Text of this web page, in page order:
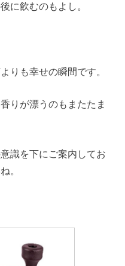
に飲むのもよし。
りも幸せの瞬間です。
りが漂うのもまたたま
識を下にご案内してお
。